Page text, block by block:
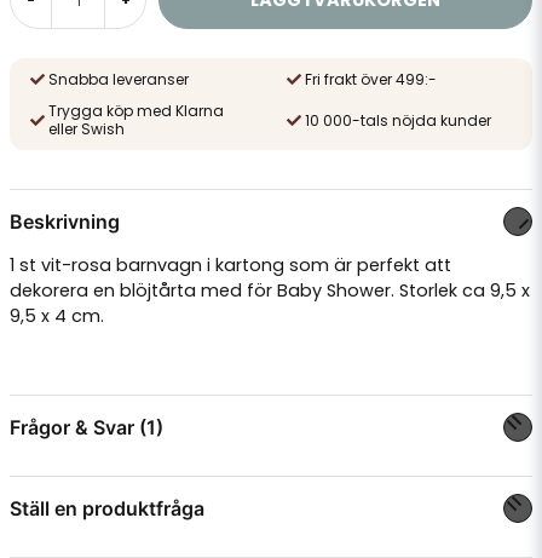
Snabba leveranser
Fri frakt över 499:-
Trygga köp med Klarna
eller Swish
10 000-tals nöjda kunder
Beskrivning
1 st vit-rosa barnvagn i kartong som är perfekt att
dekorera en blöjtårta med för Baby Shower. Storlek ca 9,5 x
9,5 x 4 cm.
Frågor & Svar (1)
Linnea frågadeför 1 år sedan
Ställ en produktfråga